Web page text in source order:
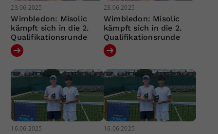
23.06.2025
Wimbledon: Misolic
kämpft sich in die 2.
Qualifikationsrunde
23.06.2025
Wimbledon: Misolic
kämpft sich in die 2.
Qualifikationsrunde
16.06.2025 16.06.2025